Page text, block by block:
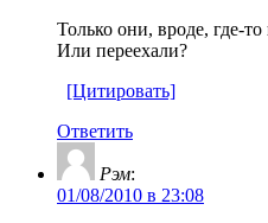
Только они, вроде, где-
Или переехали?
[Цитировать]
Ответить
Рэм:
01/08/2010 в 23:08